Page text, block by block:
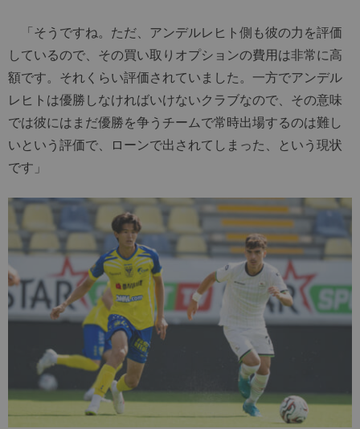
「そうですね。ただ、アンデルレヒト側も彼の力を評価
しているので、その買い取りオプションの費用は非常に高
額です。それくらい評価されていました。一方でアンデル
レヒトは優勝しなければいけないクラブなので、その意味
では彼にはまだ優勝を争うチームで常時出場するのは難し
いという評価で、ローンで出されてしまった、という現状
です」